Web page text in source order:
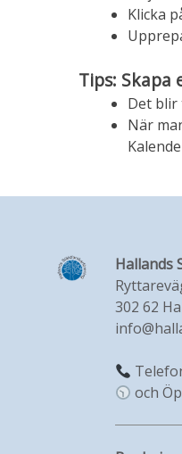
Klicka
Tips:
Det blir
När
Hallands
302 62
och